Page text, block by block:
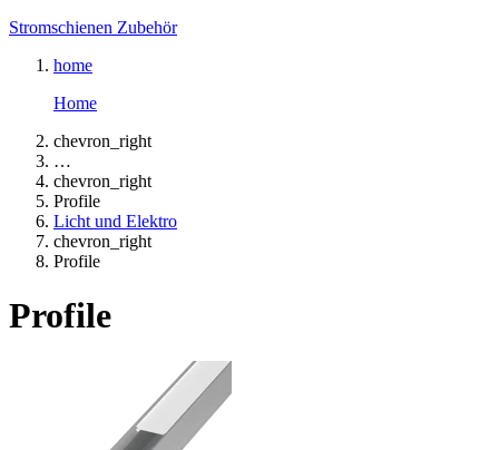
Stromschienen Zubehör
home
Home
chevron_right
…
chevron_right
Profile
Licht und Elektro
chevron_right
Profile
Profile